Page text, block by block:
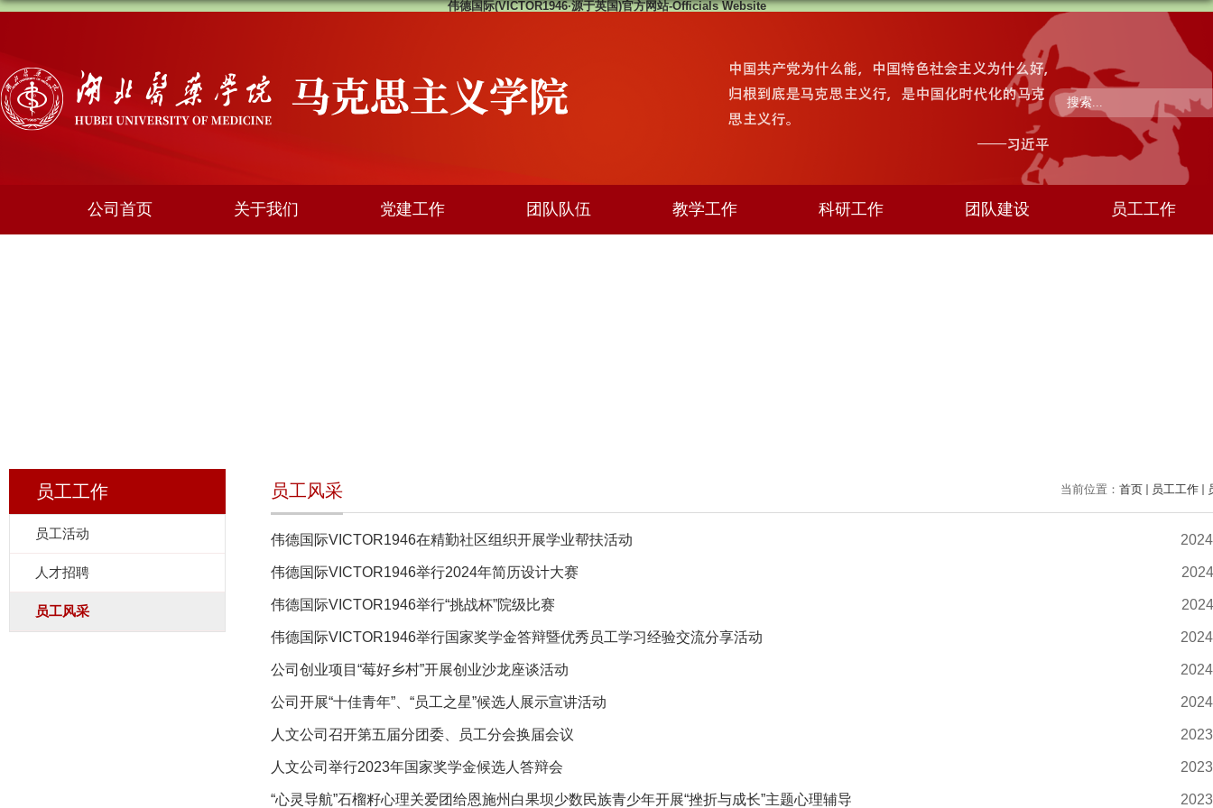
伟德国际(VICTOR1946·源于英国)官方网站-Officials Website
公司首页 关于我们 党建工作 团队队伍 教学工作 科研工作 团队建设 员工工作
员工工作
员工活动
人才招聘
员工风采
当前位置： 首页 员工工作
员工风采
伟德国际VICTOR1946在精勤社区组织开展学业帮扶活动
伟德国际VICTOR1946举行2024年简历设计大赛
伟德国际VICTOR1946举行“挑战杯”院级比赛
伟德国际VICTOR1946举行国家奖学金答辩暨优秀员工学习经验交流分享活动
公司创业项目“莓好乡村”开展创业沙龙座谈活动
公司开展“十佳青年”、“员工之星”候选人展示宣讲活动
人文公司召开第五届分团委、员工分会换届会议
人文公司举行2023年国家奖学金候选人答辩会
“心灵导航”石榴籽心理关爱团给恩施州白果坝少数民族青少年开展“挫折与成长”主题心理辅导